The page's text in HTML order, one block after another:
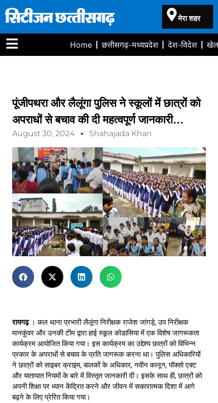
मेरा शहर
Home छत्तीसगढ़-मध्यप्रदेश देश-विदेश
पूंजीपथरा और लैलूंगा पुलिस ने स्कूलों में छात्रों को
अपराधों से बचाव की दी महत्वपूर्ण जानकारी…
August 30, 2024 Shahajada Khan
रायगढ़। कल थाना प्रभारी लैलूंगा निरीक्षक राजेश जांगड़े, उप निरीक्षक
मानकुंवर और उनकी टीम द्वारा हाई स्कूल कोडासिया में एक विशेष जागरूकता
कार्यक्रम आयोजित किया गया। इस कार्यक्रम का उद्देश्य छात्रों को विभिन्न
प्रकार के अपराधों से बचाव के प्रति जागरूक करना था। पुलिस अधिकारियों
ने छात्रों को साइबर क्राइम, बालकों के अधिकार, नवीन कानून, पॉक्सो एक्ट
और यातायात नियमों के बारे में विस्तृत जानकारी दी। इसके साथ ही, छात्रों को
अपनी शिक्षा पर ध्यान केंद्रित करने और जीवन में सकारात्मक दिशा में आगे
बढ़ने के लिए प्रेरित किया गया।